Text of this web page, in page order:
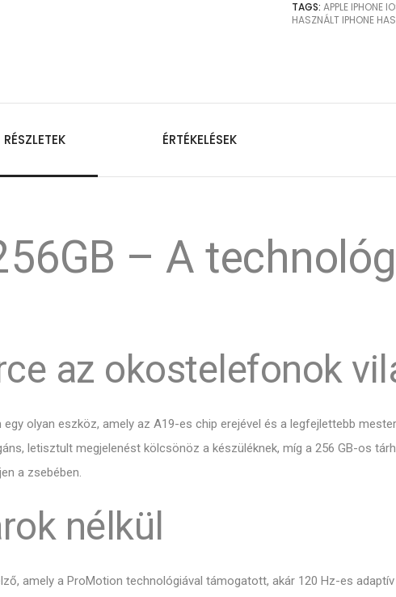
TAGS: APPLE IPHONE
HASZNÁLT IPHONE
RÉSZLETEK ÉRTÉKELÉSEK
– A
az okostelefonok
olyan eszköz, amely az A19-es chip erejével és a legfejlettebb
letisztult megjelenést kölcsönöz a készüléknek, míg a 256 GB-os
a zsebében.
nélkül
amely a ProMotion technológiával támogatott, akár 120 Hz-es